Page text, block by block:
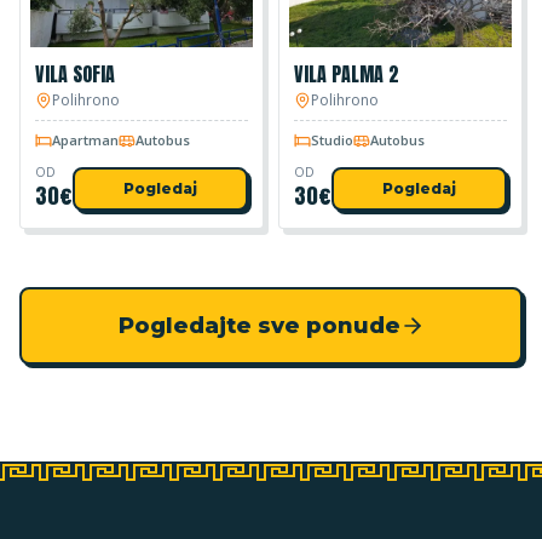
VILA SOFIA
Polihrono
Apartman Autobus
OD
30€ Pogledaj
VILA PALMA 2
Polihrono
Studio Autobus
OD
30€ Pogledaj
Pogledajte sve ponude